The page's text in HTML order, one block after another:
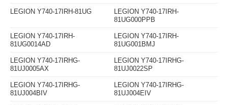
LEGION Y740-17IRH-81UG
LEGION Y740-17IRH-
81UG000PPB
LEGION Y740-17IRH-
81UG0014AD
LEGION Y740-17IRH-
81UG001BMJ
LEGION Y740-17IRHG-
81UJ0005AX
LEGION Y740-17IRHG-
81UJ0022SP
LEGION Y740-17IRHG-
81UJ004BIV
LEGION Y740-17IRHG-
81UJ004EIV